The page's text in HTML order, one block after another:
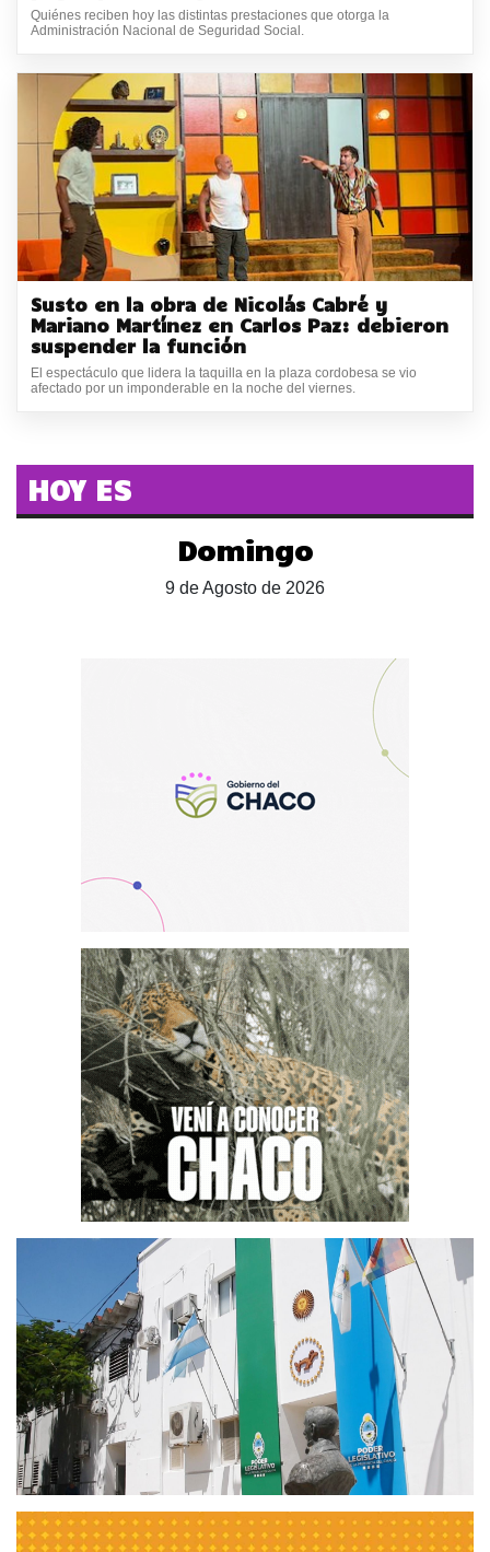
Quiénes reciben hoy las distintas prestaciones que otorga la
Administración Nacional de Seguridad Social.
Susto en la obra de Nicolás Cabré y
Mariano Martínez en Carlos Paz: debieron
suspender la función
El espectáculo que lidera la taquilla en la plaza cordobesa se vio
afectado por un imponderable en la noche del viernes.
HOY ES
Domingo
9 de Agosto de 2026